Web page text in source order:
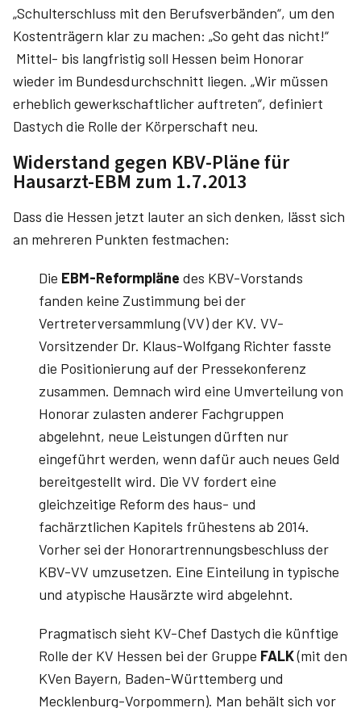
„Schulterschluss mit den Berufsverbänden“, um den
Kostenträgern klar zu machen: „So geht das nicht!“
Mittel- bis langfristig soll Hessen beim Honorar
wieder im Bundesdurchschnitt liegen. „Wir müssen
erheblich gewerkschaftlicher auftreten“, definiert
Dastych die Rolle der Körperschaft neu.
Widerstand gegen KBV-Pläne für
Hausarzt-EBM zum 1.7.2013
Dass die Hessen jetzt lauter an sich denken, lässt sich
an mehreren Punkten festmachen:
Die EBM-Reformpläne des KBV-Vorstands
fanden keine Zustimmung bei der
Vertreterversammlung (VV) der KV. VV-
Vorsitzender Dr. Klaus-Wolfgang Richter fasste
die Positionierung auf der Pressekonferenz
zusammen. Demnach wird eine Umverteilung von
Honorar zulasten anderer Fachgruppen
abgelehnt, neue Leistungen dürften nur
eingeführt werden, wenn dafür auch neues Geld
bereitgestellt wird. Die VV fordert eine
gleichzeitige Reform des haus- und
fachärztlichen Kapitels frühestens ab 2014.
Vorher sei der Honorartrennungsbeschluss der
KBV-VV umzusetzen. Eine Einteilung in typische
und atypische Hausärzte wird abgelehnt.
Pragmatisch sieht KV-Chef Dastych die künftige
Rolle der KV Hessen bei der Gruppe FALK(mit den
KVen Bayern, Baden-Württemberg und
Mecklenburg-Vorpommern). Man behält sich vor